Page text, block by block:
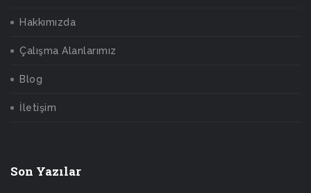
Hakkımızda
Çalışma Alanlarımız
Blog
İletişim
Son Yazılar